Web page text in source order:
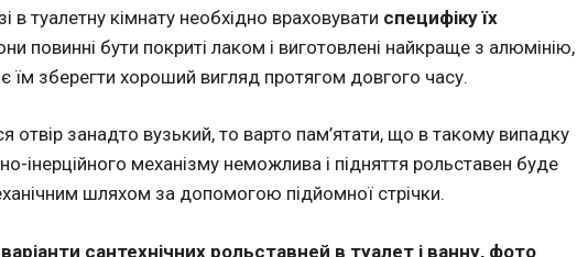
в туалетну кімнату необхідно враховувати специфіку їх
повинні бути покриті лаком і виготовлені найкраще з алюмінію,
їм зберегти хороший вигляд протягом довгого часу.
отвір занадто вузький, то варто пам’ятати, що в такому випадку
інерційного механізму неможлива і підняття рольставен буде
шляхом за допомогою підйомної стрічки.
варіанти сантехнічних рольставней в туалет і ванну, фото